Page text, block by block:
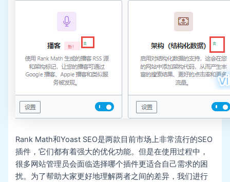
Rank Math和Yoast‍ SEO是两款目前市场上非常流行的SEO
插件，它们都有着强大的优化功能。但是在使用过程中，
很多网站管理员会面临选择哪个插件更适合自己需求的困
扰。为了帮助大家更好地理解两者之间的差异，我们进行